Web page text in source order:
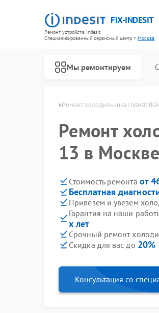
FIX-INDESIT
Ремонт устройств Indesit
Специализированный cервисный центр г.Москва
Мы ремонтируем
Indesit в Москве Ремонт холодильника Indesit
Ремонт
13 в Москве
Стоимость ремонта от
Бесплатная
Привезем и увезем
Гарантия на наши
х лет
Срочный ремонт
Скидка для вас до 20%
Консультация со